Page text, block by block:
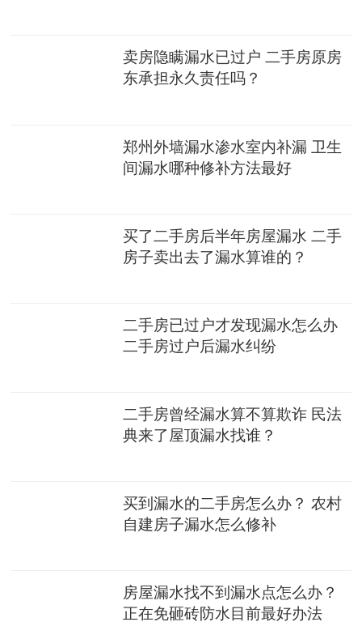
卖房隐瞒漏水已过户 二手房原房
东承担永久责任吗？
郑州外墙漏水渗水室内补漏 卫生
间漏水哪种修补方法最好
买了二手房后半年房屋漏水 二手
房子卖出去了漏水算谁的？
二手房已过户才发现漏水怎么办
二手房过户后漏水纠纷
二手房曾经漏水算不算欺诈 民法
典来了屋顶漏水找谁？
买到漏水的二手房怎么办？ 农村
自建房子漏水怎么修补
房屋漏水找不到漏水点怎么办？
正在免砸砖防水目前最好办法